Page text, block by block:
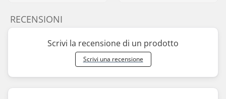
RECENSIONI
Scrivi la recensione di un prodotto
Scrivi una recensione